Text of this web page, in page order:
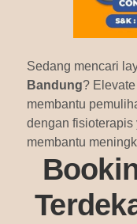
Sedang mencari
Bandung?
membantu
dengan
membantu